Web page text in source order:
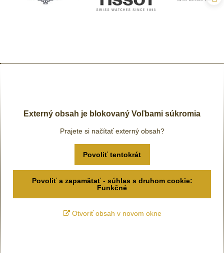
Externý obsah je blokovaný Voľbami súkromia
Prajete si načítať externý obsah?
Povoliť tentokrát
Povoliť a zapamätať - súhlas s druhom cookie:
Funkčné
Otvoriť obsah v novom okne